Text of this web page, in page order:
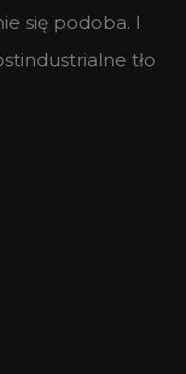
się podoba. I
tło